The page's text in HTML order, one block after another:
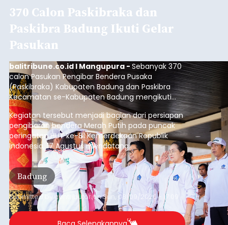
Pembangunan Pura Kawitan
Pangeran Tangkas Kori Agung
Tetap Dilanjutkan
balitribune.co.id I Gianyar -Wakil Sekretaris
Pratisentana Pangeran Tangkas Kori Agung, Ketut
Sudarsana, menegaskan pembangunan dan
pemugaran Pura Kawitan Pangeran Tangkas Kori
Agung tetap dilanjutkan.